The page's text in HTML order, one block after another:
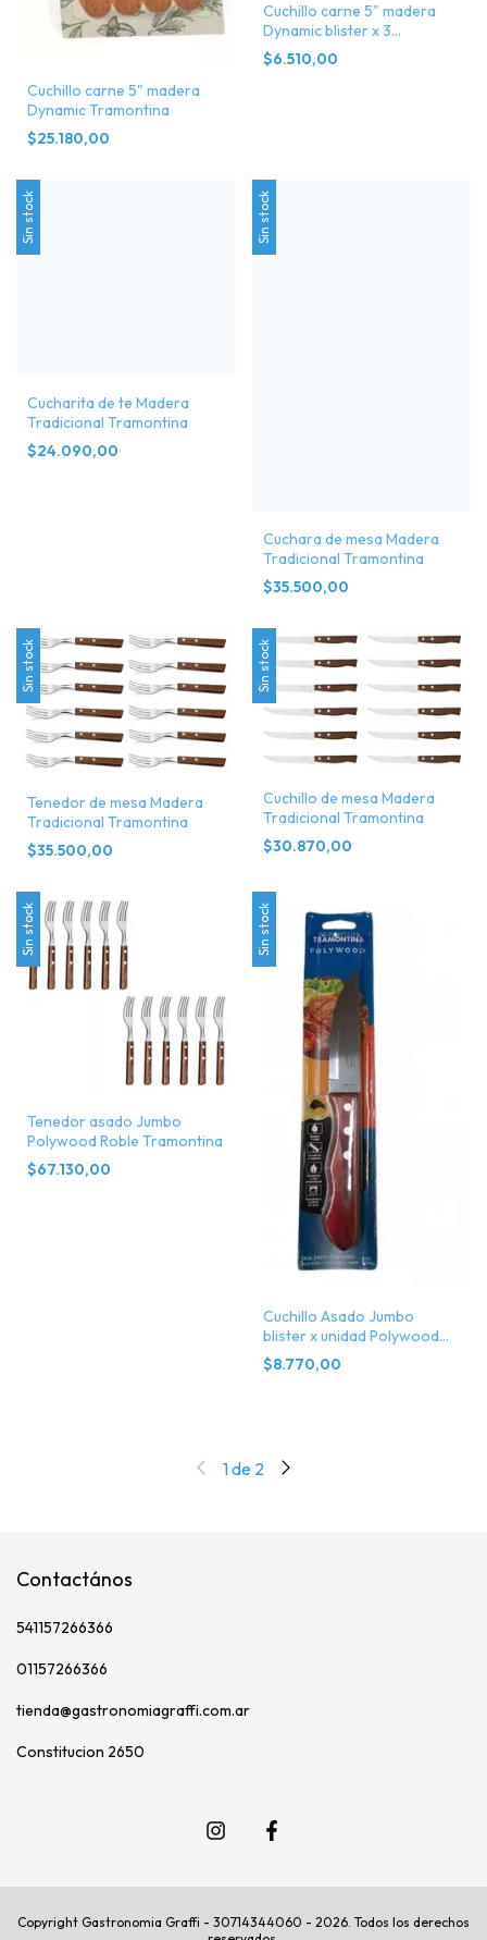
Cuchillo carne 5" madera
Dynamic Tramontina
$25.180,00
Cuchillo carne 5" madera
Dynamic blister x 3
Tramontina
$6.510,00
Sin stock
Cucharita de te Madera
Tradicional Tramontina
$24.090,00
Sin stock
Cuchara de mesa Madera
Tradicional Tramontina
$35.500,00
Sin stock
Tenedor de mesa Madera
Tradicional Tramontina
$35.500,00
Sin stock
Cuchillo de mesa Madera
Tradicional Tramontina
$30.870,00
Sin stock
Tenedor asado Jumbo
Polywood Roble Tramontina
$67.130,00
Sin stock
Cuchillo Asado Jumbo
blister x unidad Polywood
Tramontina
$8.770,00
1de 2
Contactános
541157266366
01157266366
tienda@gastronomiagraffi.com.ar
Constitucion 2650
Copyright Gastronomia Graffi - 30714344060 - 2026. Todos los derechos